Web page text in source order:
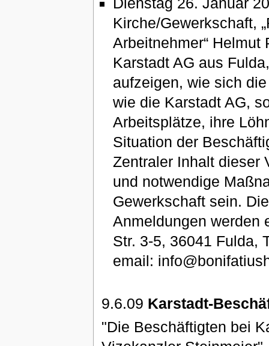
Kirche/Gewerkschaft,
Arbeitnehmer“
Karstadt AG aus
aufzeigen, wie sich
wie die Karstadt AG,
Arbeitsplätze, ihre
Situation der
Zentraler Inhalt dieser
und notwendige
Gewerkschaft sein.
Anmeldungen werden
Str. 3-5, 36041 Fulda,
email:
9.6.09 Karstadt-
"Die Beschäftigten bei